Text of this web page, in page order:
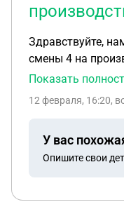
Здравствуйте,
смены 4 на
закону
Показать
12 февраля, 16:20,
У вас
Опишите свои